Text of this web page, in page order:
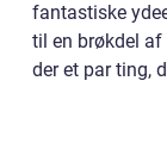
fantastiske
til en brøkdel af
der et par ting,